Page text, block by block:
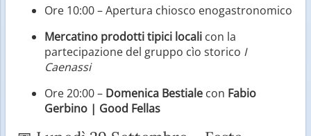
Ore 10:00 – Apertura chiosco enogastronomico
Mercatino prodotti tipici locali con la
partecipazione del gruppo cìo storico I
Caenassi
Ore 20:00 – Domenica Bestiale con Fabio
Gerbino | Good Fellas